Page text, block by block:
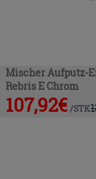
Mischer Aufputz-
Rebris E Chrom
107,92€ /STK